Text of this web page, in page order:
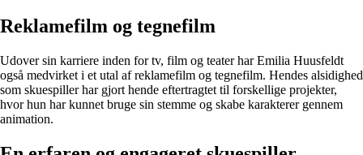
Reklamefilm og tegnefilm
Udover sin karriere inden for tv, film og teater har Emilia Huusfeldt
også medvirket i et utal af reklamefilm og tegnefilm. Hendes alsidighed
som skuespiller har gjort hende eftertragtet til forskellige projekter,
hvor hun har kunnet bruge sin stemme og skabe karakterer gennem
animation.